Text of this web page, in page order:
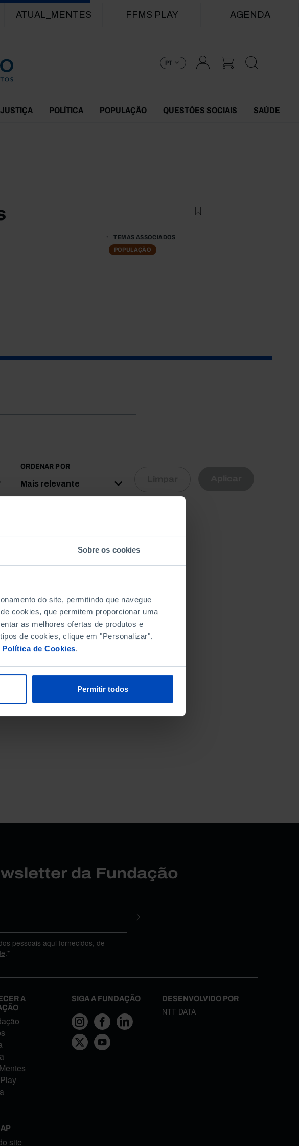
Sobre os cookies
do site, permitindo que navegue
cookies, que permitem proporcionar uma
as melhores ofertas de produtos e
de cookies, clique em "Personalizar".
Política de Cookies.
Permitir todos
ATUAL_MENTES FFMS PLAY AGENDA
PT
JUSTIÇA POLÍTICA POPULAÇÃO QUESTÕES SOCIAIS SAÚDE
TEMAS ASSOCIADOS
POPULAÇÃO
ORDENAR POR
Mais relevante
da Fundação
pessoais aqui fornecidos, de
.*
A
site
SIGA A FUNDAÇÃO DESENVOLVIDO POR
NTT DATA